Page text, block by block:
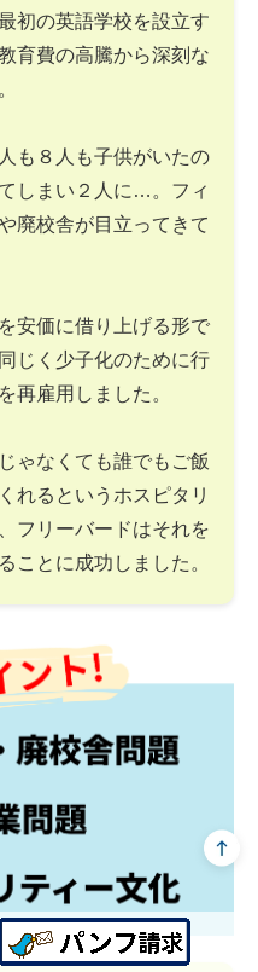
初の英語学校を設立す
育費の高騰から深刻な
も８人も子供がいたの
しまい２人に…。フィ
廃校舎が目立ってきて
安価に借り上げる形で
じく少子化のために行
再雇用しました。
ゃなくても誰でもご飯
れるというホスピタリ
フリーバードはそれを
ことに成功しました。